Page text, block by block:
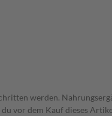
werden.
vor dem Kauf dieses